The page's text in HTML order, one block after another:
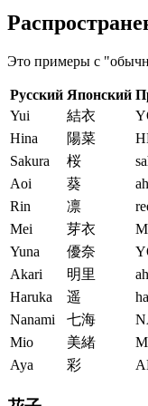
Это примеры с
Русский Японский
Yui
結衣
Hina
陽菜
Sakura
桜
Aoi
葵
Rin
凛
Mei
芽衣
Yuna
優奈
Akari
明里
Haruka
遥
Nanami
七海
Mio
美緒
Aya
彩